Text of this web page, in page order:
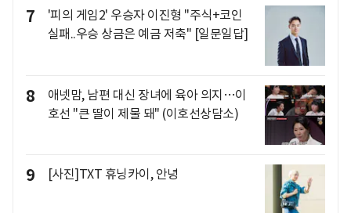
7
'피의 게임2' 우승자 이진형 "주식+코인
실패..우승 상금은 예금 저축" [일문일답]
8
애넷맘, 남편 대신 장녀에 육아 의지…이
호선 "큰 딸이 제물 돼" (이호선상담소)
9 [사진]TXT 휴닝카이, 안녕